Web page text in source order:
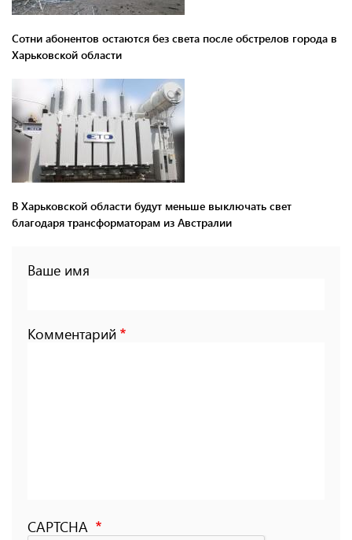
Сотни абонентов остаются без света после обстрелов города в
Харьковской области
В Харьковской области будут меньше выключать свет
благодаря трансформаторам из Австралии
Ваше имя
Комментарий
CAPTCHA